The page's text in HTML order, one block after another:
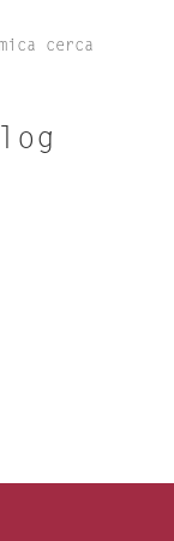
cerca